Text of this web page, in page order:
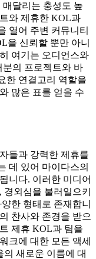
달리는 충성도 높
와 제휴한 KOL과
열어 주변 커뮤니티
을 신뢰할 뿐만 아니
여기는 오디언스와
의 프로젝트와 바
한 연결고리 역할을
많은 표를 얻을 수
들과 강력한 제휴를
데 있어 마이다스의
니다. 이러한 미디어
외심을 불러일으키
한 형태로 존재합니
찬사와 존경을 받으
제휴 KOL과 팀을
크에 대한 모든 액세
새로운 이름에 대